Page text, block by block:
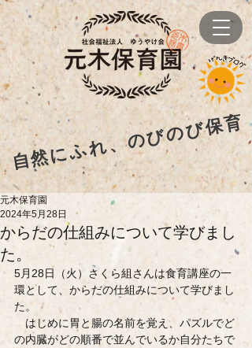
自然にふれ、のびのび保育
からだの仕組みについて学びまし
た。
元木保育園
2024年5月28日
5月28日（火）さくら組さんは食育講座の一
環として、からだの仕組みについて学びまし
た。
はじめに胃と腸の名前を覚え、パズルでど
の内臓がどの順番で並んでいるか自分たちで